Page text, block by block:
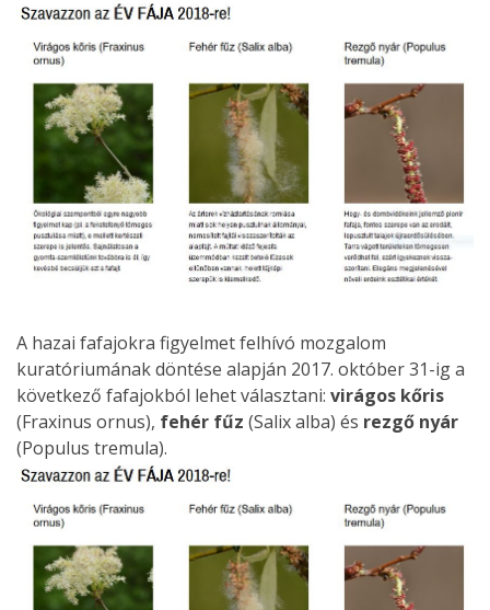
A hazai fafajokra figyelmet felhívó mozgalom
kuratóriumának döntése alapján 2017. október 31-ig a
következő fafajokból lehet választani: virágos kőris
(Fraxinus ornus), fehér fűz (Salix alba) és rezgő nyár
(Populus tremula).